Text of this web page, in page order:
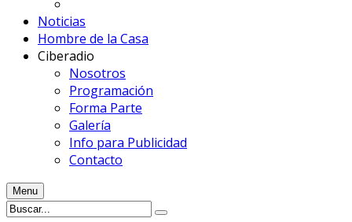
Noticias
Hombre de la Casa
Ciberadio
Nosotros
Programación
Forma Parte
Galería
Info para Publicidad
Contacto
Menu